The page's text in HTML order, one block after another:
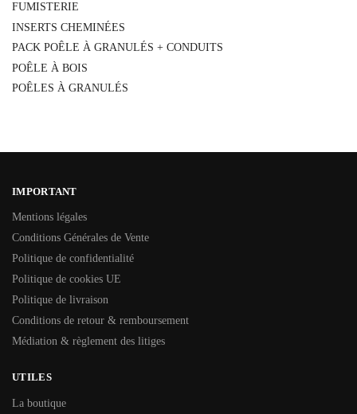
FUMISTERIE
INSERTS CHEMINÉES
PACK POÊLE À GRANULÉS + CONDUITS
POÊLE À BOIS
POÊLES À GRANULÉS
IMPORTANT
Mentions légales
Conditions Générales de Vente
Politique de confidentialité
Politique de cookies UE
Politique de livraison
Conditions de retour & remboursement
Médiation & règlement des litiges
UTILES
La boutique